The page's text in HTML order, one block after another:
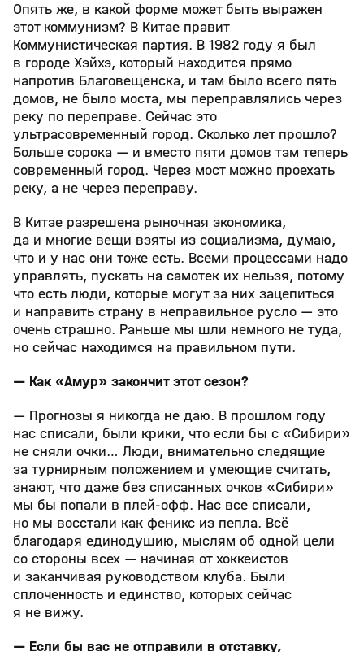
Опять же, в какой форме может быть выражен
этот коммунизм? В Китае правит
Коммунистическая партия. В 1982 году я был
в городе Хэйхэ, который находится прямо
напротив Благовещенска, и там было всего пять
домов, не было моста, мы переправлялись через
реку по переправе. Сейчас это
ультрасовременный город. Сколько лет прошло?
Больше сорока — и вместо пяти домов там теперь
современный город. Через мост можно проехать
реку, а не через переправу.
В Китае разрешена рыночная экономика,
да и многие вещи взяты из социализма, думаю,
что и у нас они тоже есть. Всеми процессами надо
управлять, пускать на самотек их нельзя, потому
что есть люди, которые могут за них зацепиться
и направить страну в неправильное русло — это
очень страшно. Раньше мы шли немного не туда,
но сейчас находимся на правильном пути.
— Как «Амур» закончит этот сезон?
— Прогнозы я никогда не даю. В прошлом году
нас списали, были крики, что если бы с «Сибири»
не сняли очки… Люди, внимательно следящие
за турнирным положением и умеющие считать,
знают, что даже без списанных очков «Сибири»
мы бы попали в плей-офф. Нас все списали,
но мы восстали как феникс из пепла. Всё
благодаря единодушию, мыслям об одной цели
со стороны всех — начиная от хоккеистов
и заканчивая руководством клуба. Были
сплоченность и единство, которых сейчас
я не вижу.
— Если бы вас не отправили в отставку,